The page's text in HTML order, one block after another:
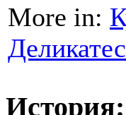
More in:
История: